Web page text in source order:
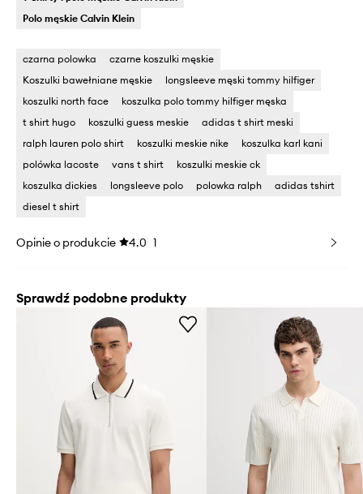
Polo męskie Calvin Klein
czarna polowka
czarne koszulki męskie
Koszulki bawełniane męskie
longsleeve męski tommy hilfiger
koszulki north face
koszulka polo tommy hilfiger męska
t shirt hugo
koszulki guess meskie
adidas t shirt meski
ralph lauren polo shirt
koszulki meskie nike
koszulka karl kani
polówka lacoste
vans t shirt
koszulki meskie ck
koszulka dickies
longsleeve polo polowka ralph
adidas tshirt
diesel t shirt
Opinie o produkcie 4.0 1
Sprawdź podobne produkty